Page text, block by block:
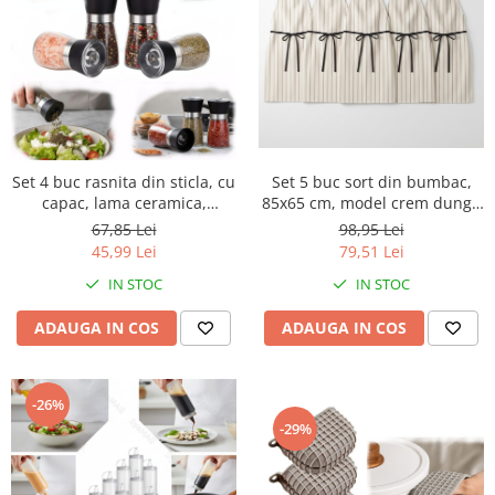
Accesorii inot si gonflabile
Jucarii de plaja
Genti de plaja
Piscine gonflabile
Prosoape si rogojini
Evantaie
HoReCa
Set 4 buc rasnita din sticla, cu
capac, lama ceramica,
pentru sare, piper, chili sau
alte condimente, utilizare
Horeca, restaurante, terase,
fast-food-uri sau evenimente
67,85 Lei
45,99 Lei
IN STOC
ADAUGA IN COS
Set 5 buc sort din bumbac,
85x65 cm, model crem dungi,
accesoriu Horeca, pentru
restaurante sau cafenele
98,95 Lei
79,51 Lei
IN STOC
ADAUGA IN COS
-26%
-29%